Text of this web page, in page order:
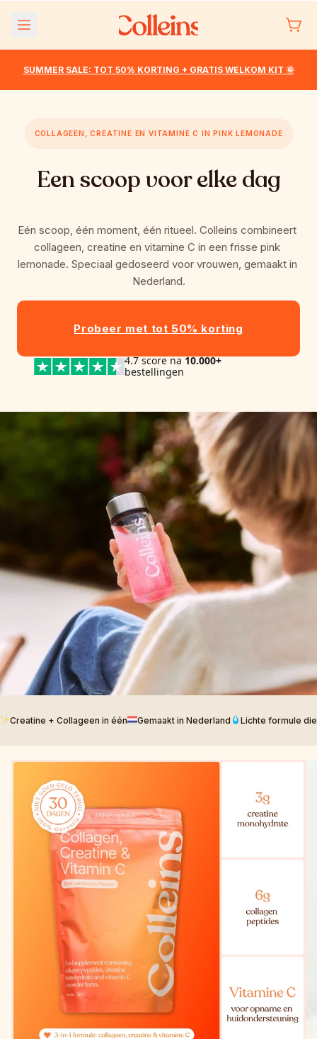
Meteen
content
SUMMER SALE: TOT 50% KORTING + GRATIS WELKOM KIT 🌞
COLLAGEEN, CREATINE EN VITAMINE C IN PINK LEMONADE
Een scoop voor elke dag
Eén scoop, één moment, één ritueel. Colleins combineert
collageen, creatine en vitamine C in een frisse pink
lemonade. Speciaal gedoseerd voor vrouwen, gemaakt in
Nederland.
Probeer met tot 50% korting
4.7 score na10.000+
bestellingen
Creatine + Collageen in één Gemaakt in Nederland Lichte formule